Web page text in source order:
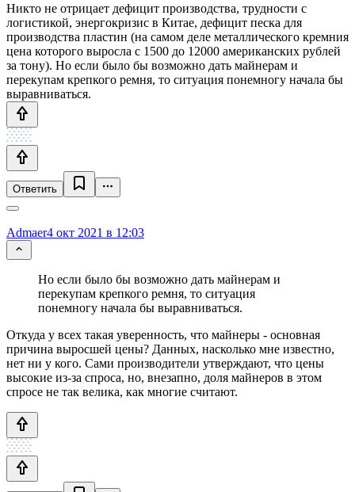
Никто не отрицает дефицит производства, трудности с
логистикой, энергокризис в Китае, дефицит песка для
производства пластин (на самом деле металлического кремния
цена которого выросла с 1500 до 12000 американских рублей
за тону). Но если было бы возможно дать майнерам и
перекупам крепкого ремня, то ситуация понемногу начала бы
выравниваться.
Ответить
Admaer4 окт 2021 в 12:03
Но если было бы возможно дать майнерам и
перекупам крепкого ремня, то ситуация
понемногу начала бы выравниваться.
Откуда у всех такая уверенность, что майнеры - основная
причина выросшей цены? Данных, насколько мне известно,
нет ни у кого. Сами производители утверждают, что цены
высокие из-за спроса, но, внезапно, доля майнеров в этом
спросе не так велика, как многие считают.